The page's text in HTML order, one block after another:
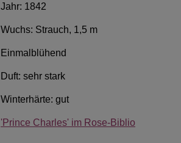
Jahr: 1842
Wuchs: Strauch, 1,5 m
Einmalblühend
Duft: sehr stark
Winterhärte: gut
'Prince Charles' im Rose-Biblio